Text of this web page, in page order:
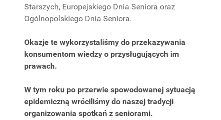
Starszych, Europejskiego Dnia Seniora oraz
Ogólnopolskiego Dnia Seniora.
Okazje te wykorzystaliśmy do przekazywania
konsumentom wiedzy o przysługujących im
prawach.
W tym roku po przerwie spowodowanej sytuacją
epidemiczną wróciliśmy do naszej tradycji
organizowania spotkań z seniorami.